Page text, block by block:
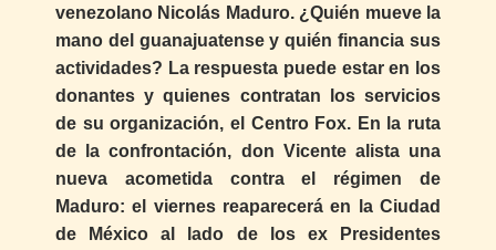
venezolano Nicolás Maduro. ¿Quién mueve la
mano del guanajuatense y quién financia sus
actividades? La respuesta puede estar en los
donantes y quienes contratan los servicios
de su organización, el Centro Fox. En la ruta
de la confrontación, don Vicente alista una
nueva acometida contra el régimen de
Maduro: el viernes reaparecerá en la Ciudad
de México al lado de los ex Presidentes